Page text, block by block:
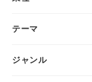
テーマ
ジャンル